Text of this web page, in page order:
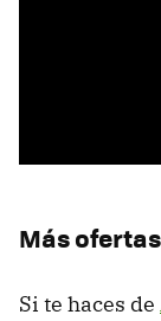
Más ofertas
Si te haces de